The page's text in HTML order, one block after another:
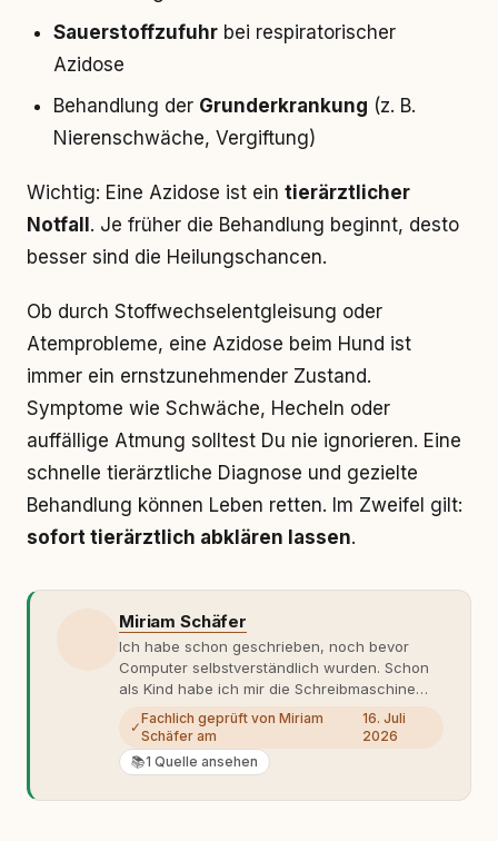
Sauerstoffzufuhr bei respiratorischer
Azidose
Behandlung der Grunderkrankung (z. B.
Nierenschwäche, Vergiftung)
Wichtig: Eine Azidose ist ein tierärztlicher
Notfall . Je früher die Behandlung beginnt, desto
besser sind die Heilungschancen.
Ob durch Stoffwechselentgleisung oder
Atemprobleme, eine Azidose beim Hund ist
immer ein ernstzunehmender Zustand.
Symptome wie Schwäche, Hecheln oder
auffällige Atmung solltest Du nie ignorieren. Eine
schnelle tierärztliche Diagnose und gezielte
Behandlung können Leben retten. Im Zweifel gilt:
sofort tierärztlich abklären lassen.
Miriam Schäfer
Ich habe schon geschrieben, noch bevor
Computer selbstverständlich wurden. Schon
als Kind habe ich mir die Schreibmaschine
meiner Eltern geschnappt und drauflos
getippt: Geschichten, Beobachtungen,
Gedanken. Hauptsache Worte. Mein Zugang
zu Hunde-Themen ist kein klassischer. Lange
✓
Fachlich geprüft von Miriam
Schäfer am
16. Juli
2026
📚1 Quelle ansehen